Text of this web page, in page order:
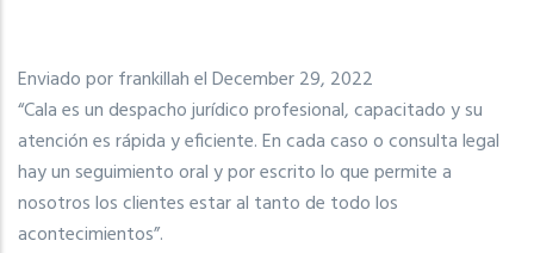
Enviado porfrankillahel December 29, 2022
“Cala es un despacho jurídico profesional, capacitado y su
atención es rápida y eficiente. En cada caso o consulta legal
hay un seguimiento oral y por escrito lo que permite a
nosotros los clientes estar al tanto de todo los
acontecimientos”.